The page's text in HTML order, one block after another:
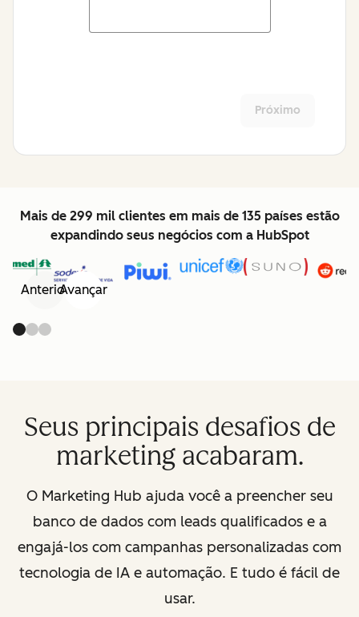
Próximo
Mais de 299 mil clientes em mais de 135 países estão
expandindo seus negócios com a HubSpot
AnteriorAvançar
Seus principais desafios de
marketing acabaram.
O Marketing Hub ajuda você a preencher seu
banco de dados com leads qualificados e a
engajá-los com campanhas personalizadas com
tecnologia de IA e automação. E tudo é fácil de
usar.